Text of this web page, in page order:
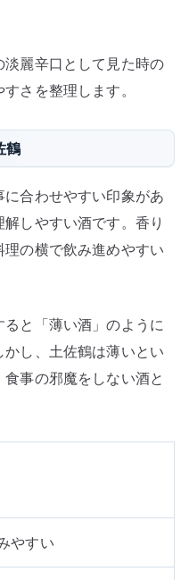
麗辛口として見た時の
さを整理します。
鶴
合わせやすい印象があ
しやすい酒です。香り
の横で飲み進めやすい
と「薄い酒」のように
し、土佐鶴は薄いとい
事の邪魔をしない酒と
やすい